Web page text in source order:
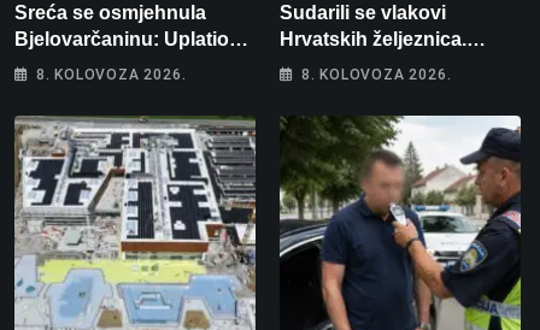
Sreća se osmjehnula
Bjelovarčaninu: Uplatio
samo 4 eura, a osvojio
8. KOLOVOZA 2026.
Sudarili se vlakovi
Hrvatskih željeznica.
Šestero osoba teško
intenzivnoj
8. KOLOVOZA 2026.